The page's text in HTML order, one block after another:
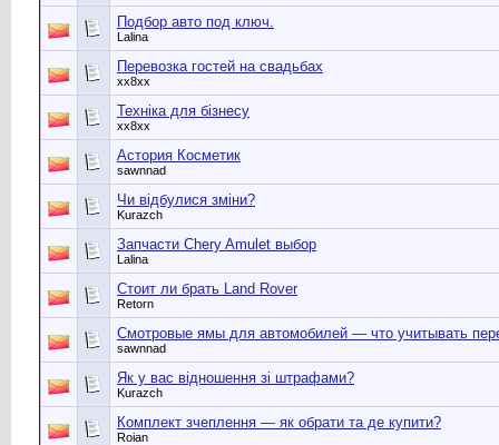
Подбор авто под ключ.
Lalina
Перевозка гостей на свадьбах
хх8хх
Техніка для бізнесу
хх8хх
Астория Косметик
sawnnad
Чи відбулися зміни?
Kurazch
Запчасти Chery Amulet выбор
Lalina
Стоит ли брать Land Rover
Retorn
Смотровые ямы для автомобилей — что учитывать
sawnnad
Як у вас відношення зі штрафами?
Kurazch
Комплект зчеплення — як обрати та де купити?
Roian